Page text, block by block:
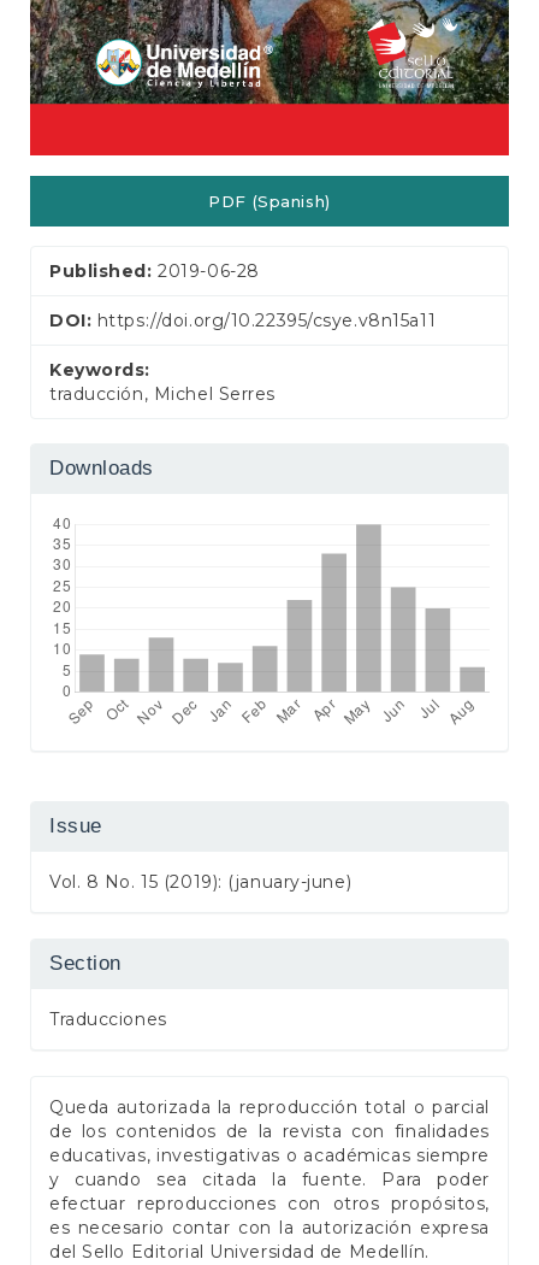
PDF (Spanish)
Published:2019-06-28
DOI: https://doi.org/10.22395/csye.v8n15a11
Keywords:
traducción, Michel Serres
Downloads
Issue
Vol. 8 No. 15 (2019): (january-june)
Section
Traducciones
Queda autorizada la reproducción total o parcial
de los contenidos de la revista con finalidades
educativas, investigativas o académicas siempre
y cuando sea citada la fuente. Para poder
efectuar reproducciones con otros propósitos,
es necesario contar con la autorización expresa
del Sello Editorial Universidad de Medellín.